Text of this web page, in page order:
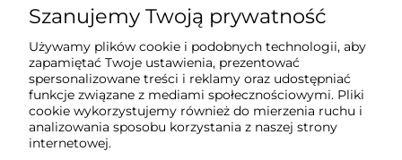
Sklep internetowy Tukado.pl
pn-pt: 08:00-16:00
791 063 018
biuro@tukado.pl
Szanujemy Twoją prywatność
Używamy plików cookie i podobnych technologii, aby
zapamiętać Twoje ustawienia, prezentować
spersonalizowane treści i reklamy oraz udostępniać
funkcje związane z mediami społecznościowymi. Pliki
cookie wykorzystujemy również do mierzenia ruchu i
analizowania sposobu korzystania z naszej strony
internetowej.